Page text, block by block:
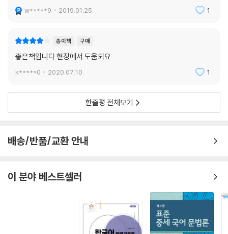
w*****9 2019.01.25. 1
종이책 구매
좋은책입니다 현장에서 도움되요
k*****0 2020.07.10. 1
한줄평 전체보기
배송/반품/교환 안내
이 분야 베스트셀러